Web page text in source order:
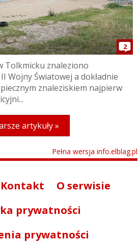
2
Tolkmicku znaleziono
Wojny Światowej a dokładnie
znaleziskiem najpierw
artykuły »
Pełna wersja info.elblag.pl
Kontakt
O serwisie
prywatności
prywatności